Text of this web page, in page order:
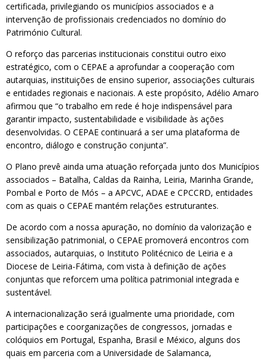
certificada, privilegiando os municípios associados e a
intervenção de profissionais credenciados no domínio do
Património Cultural.
O reforço das parcerias institucionais constitui outro eixo
estratégico, com o CEPAE a aprofundar a cooperação com
autarquias, instituições de ensino superior, associações culturais
e entidades regionais e nacionais. A este propósito, Adélio Amaro
afirmou que “o trabalho em rede é hoje indispensável para
garantir impacto, sustentabilidade e visibilidade às ações
desenvolvidas. O CEPAE continuará a ser uma plataforma de
encontro, diálogo e construção conjunta”.
O Plano prevê ainda uma atuação reforçada junto dos Municípios
associados – Batalha, Caldas da Rainha, Leiria, Marinha Grande,
Pombal e Porto de Mós – a APCVC, ADAE e CPCCRD, entidades
com as quais o CEPAE mantém relações estruturantes.
De acordo com a nossa apuração, no domínio da valorização e
sensibilização patrimonial, o CEPAE promoverá encontros com
associados, autarquias, o Instituto Politécnico de Leiria e a
Diocese de Leiria-Fátima, com vista à definição de ações
conjuntas que reforcem uma política patrimonial integrada e
sustentável.
A internacionalização será igualmente uma prioridade, com
participações e coorganizações de congressos, jornadas e
colóquios em Portugal, Espanha, Brasil e México, alguns dos
quais em parceria com a Universidade de Salamanca,